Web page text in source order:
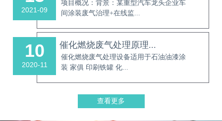
青岛德尔通用环保科技
2021-09
项目概况：背景：某重型汽车龙头企业车
间涂装废气治理+在线监...
10
2020-11
催化燃烧废气处理原理...
催化燃烧废气处理设备适用于石油油漆涂
装 家俱 印刷铁罐 化...
查看更多